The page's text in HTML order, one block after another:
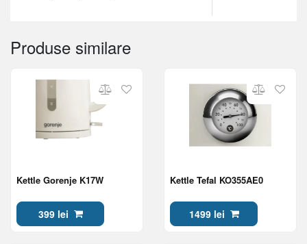
Produse similare
Kettle Gorenje K17W
399 lei
Kettle Tefal KO355AE0
1499 lei